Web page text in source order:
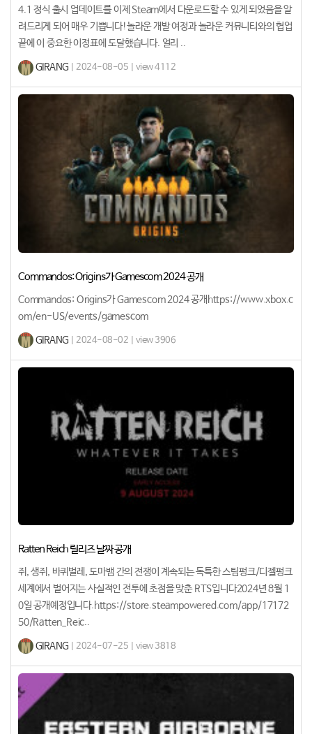
4.1 정식 출시 업데이트를 이제 Steam에서 다운로드할 수 있게 되었음을 알
려드리게 되어 매우 기쁩니다!놀라운 개발 여정과 놀라운 커뮤니티와의 협업
끝에 이 중요한 이정표에 도달했습니다. 얼리 ..
GIRANG | 2024-08-05 | view 4112
Commandos: Origins가 Gamescom 2024 공개
Commandos: Origins가 Gamescom 2024 공개https://www.xbox.c
om/en-US/events/gamescom
GIRANG | 2024-08-02 | view 3906
Ratten Reich 릴리즈 날짜 공개
쥐, 생쥐, 바퀴벌레, 도마뱀 간의 전쟁이 계속되는 독특한 스팀펑크/디젤펑크
세계에서 벌어지는 사실적인 전투에 초점을 맞춘 RTS입니다2024년 8월 1
0일 공개예정입니다.https://store.steampowered.com/app/17172
50/Ratten_Reic..
GIRANG | 2024-07-25 | view 3818